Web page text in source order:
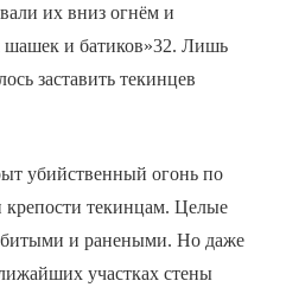
их вниз огнём и
и батиков»32. Лишь
заставить текинцев
убийственный огонь по
текинцам. Целые
и ранеными. Но даже
участках стены